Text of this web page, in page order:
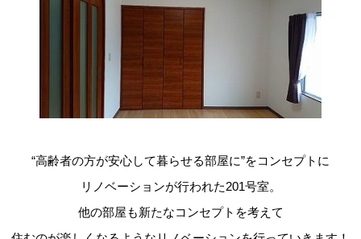
“高齢者の方が安心して暮らせる部屋に”をコンセプトに
リノベーションが行われた201号室。
他の部屋も新たなコンセプトを考えて